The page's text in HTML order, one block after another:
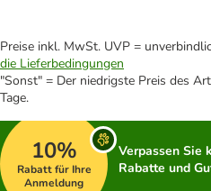
Preise inkl. MwSt. UVP =
die Lieferbedingungen
"Sonst" = Der niedrigste Preis des
Tage.
10%
Rabatt für Ihre
Anmeldung
Verpassen Sie
Rabatte und